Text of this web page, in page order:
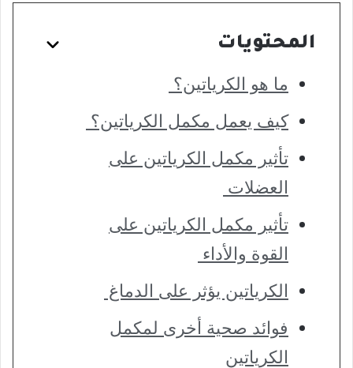
المحتويات
ما هو الكرياتين؟
كيف يعمل مكمل الكرياتين؟
تأثير مكمل الكرياتين على
العضلات
تأثير مكمل الكرياتين على
القوة والأداء
الكرياتين يؤثر على الدماغ
فوائد صحية أخرى لمكمل
الكرياتين